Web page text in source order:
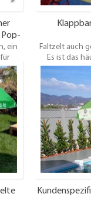
ein
die
Faltzelt auch
Es ist das
Förderung,
Hochzeit im
show,